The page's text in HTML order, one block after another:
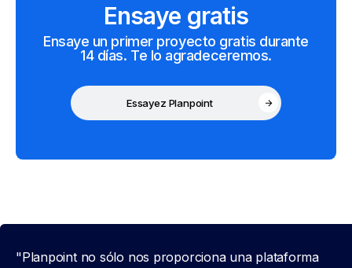
Ensaye gratis
Ensaye un primer proyecto gratis durante
14 días. Te lo agradeceremos.
Essayez Planpoint
"Planpoint no sólo nos proporciona una plataforma